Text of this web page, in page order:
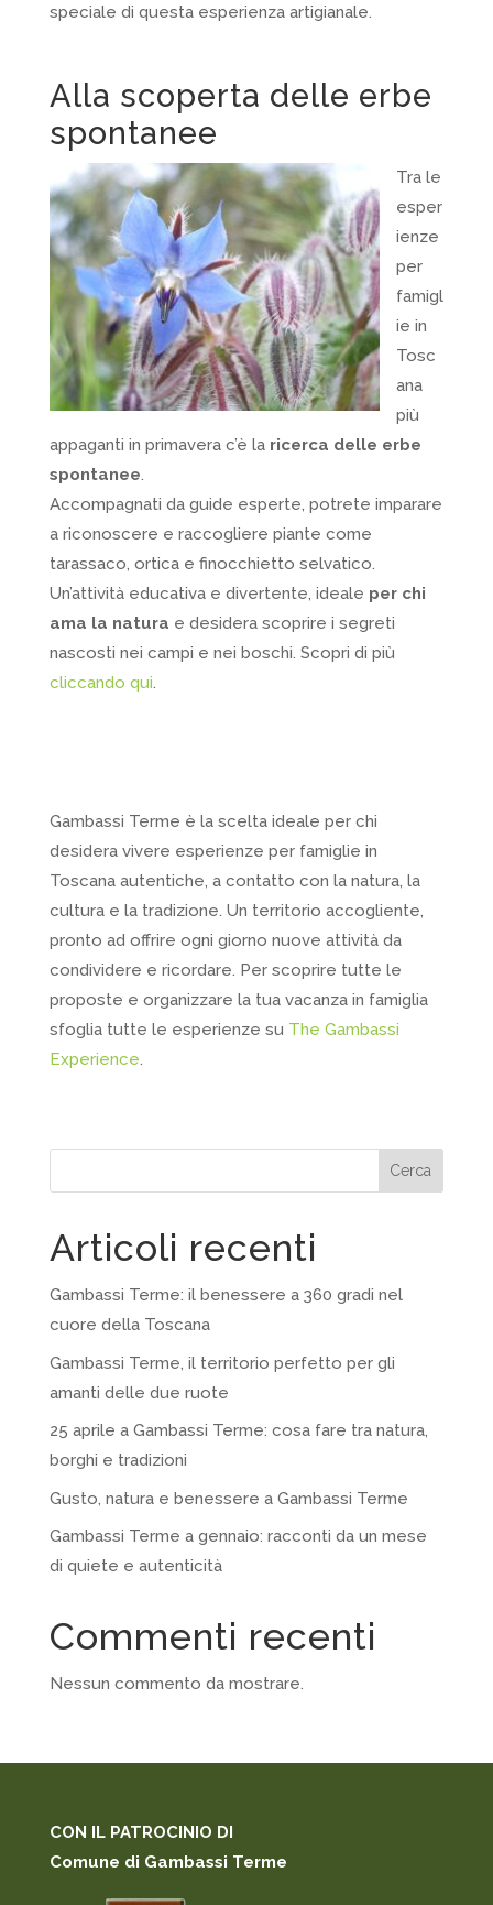
speciale di questa esperienza artigianale.
Alla scoperta delle erbe
spontanee
Tra le
esper
ienze
per
famigl
ie in
Tosc
ana
più
appaganti in primavera c’è laricerca delle erbe
spontanee.
Accompagnati da guide esperte, potrete imparare
a riconoscere e raccogliere piante come
tarassaco, ortica e finocchietto selvatico.
Un’attività educativa e divertente, ideale per chi
ama la natura e desidera scoprire i segreti
nascosti nei campi e nei boschi. Scopri di più
cliccando qui.
Gambassi Terme è la scelta ideale per chi
desidera vivere esperienze per famiglie in
Toscana autentiche, a contatto con la natura, la
cultura e la tradizione. Un territorio accogliente,
pronto ad offrire ogni giorno nuove attività da
condividere e ricordare. Per scoprire tutte le
proposte e organizzare la tua vacanza in famiglia
sfoglia tutte le esperienze su The Gambassi
Experience.
Cerca
Articoli recenti
Gambassi Terme: il benessere a 360 gradi nel
cuore della Toscana
Gambassi Terme, il territorio perfetto per gli
amanti delle due ruote
25 aprile a Gambassi Terme: cosa fare tra natura,
borghi e tradizioni
Gusto, natura e benessere a Gambassi Terme
Gambassi Terme a gennaio: racconti da un mese
di quiete e autenticità
Commenti recenti
Nessun commento da mostrare.
CON IL PATROCINIO DI
Comune di Gambassi Terme